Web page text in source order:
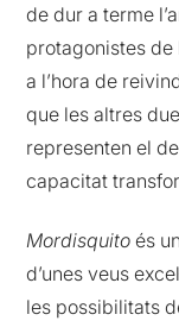
de dur a terme
protagonistes de
a l’hora de
que les altres
representen el
capacitat
Mordisquitoés
d’unes veus
les possibilitats